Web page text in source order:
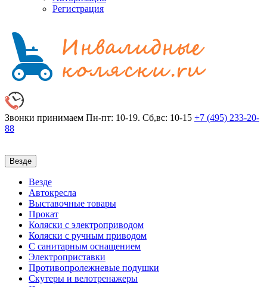
Регистрация
Звонки принимаем Пн-пт: 10-19. Сб,вс: 10-15 +7 (495) 233-20-
88
Везде
Везде
Автокресла
Выставочные товары
Прокат
Коляски с электроприводом
Коляски с ручным приводом
С санитарным оснащением
Электроприставки
Противопролежневые подушки
Скутеры и велотренажеры